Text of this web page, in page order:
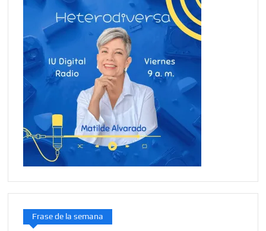
Frase de la semana